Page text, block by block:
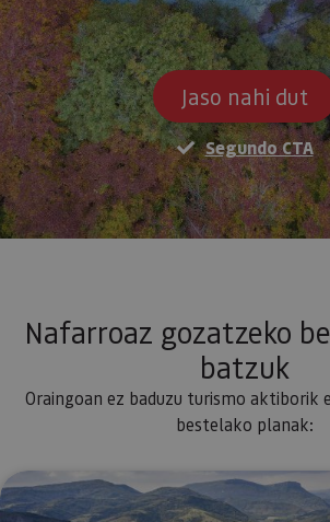
Jaso nahi dut
Segundo CTA
Nafarroaz gozatzeko
batzuk
Oraingoan ez baduzu turismo aktiborik
bestelako planak:
Natura